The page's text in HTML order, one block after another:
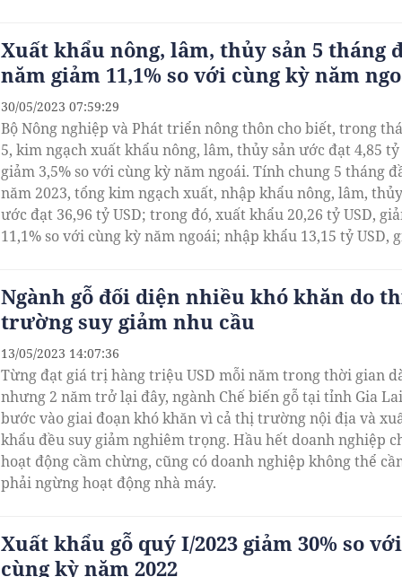
Xuất khẩu nông, lâm, thủy sản 5 tháng
năm giảm 11,1% so với cùng kỳ năm
Bộ Nông nghiệp và Phát triển nông thôn cho biết, trong
5, kim ngạch xuất khẩu nông, lâm, thủy sản ước đạt 4,85 tỷ
giảm 3,5% so với cùng kỳ năm ngoái. Tính chung 5 tháng
năm 2023, tổng kim ngạch xuất, nhập khẩu nông, lâm,
ước đạt 36,96 tỷ USD; trong đó, xuất khẩu 20,26 tỷ USD,
11,1% so với cùng kỳ năm ngoái; nhập khẩu 13,15 tỷ USD,
30/05/2023 07:59:29
Ngành gỗ đối diện nhiều khó khăn do
trường suy giảm nhu cầu
Từng đạt giá trị hàng triệu USD mỗi năm trong thời gian
nhưng 2 năm trở lại đây, ngành Chế biến gỗ tại tỉnh Gia
bước vào giai đoạn khó khăn vì cả thị trường nội địa và
khẩu đều suy giảm nghiêm trọng. Hầu hết doanh nghiệp
hoạt động cầm chừng, cũng có doanh nghiệp không thể
phải ngừng hoạt động nhà máy.
13/05/2023 14:07:36
Xuất khẩu gỗ quý I/2023 giảm 30% so với
cùng kỳ năm 2022